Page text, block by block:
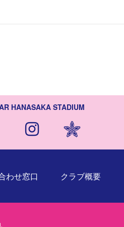
HANASAKA STADIUM
わせ窓口 クラブ概要